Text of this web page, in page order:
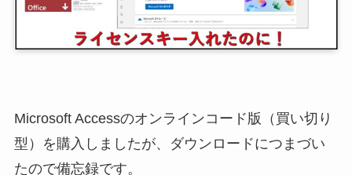
Microsoft Accessのオンラインコード版（買い切り
型）を購入しましたが、ダウンロードにつまづい
たので備忘録です。